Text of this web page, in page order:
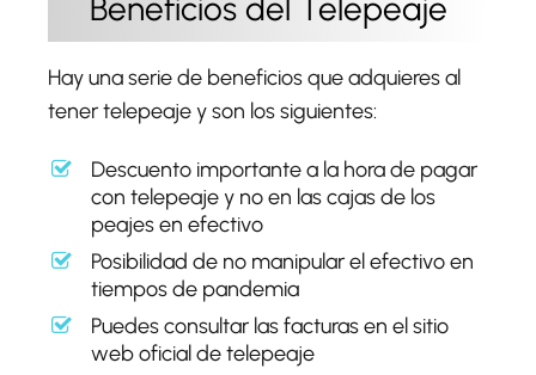
Hay una serie de beneficios que adquieres al
tener telepeaje y son los siguientes:
Descuento importante a la hora de pagar
con telepeaje y no en las cajas de los
peajes en efectivo
Posibilidad de no manipular el efectivo en
tiempos de pandemia
Puedes consultar las facturas en el sitio
web oficial de telepeaje